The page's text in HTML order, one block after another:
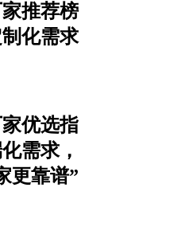
推荐榜
化需求
优选指
需求，
更靠谱”